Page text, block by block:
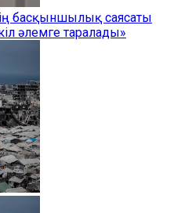
басқыншылық саясаты
әлемге таралады»